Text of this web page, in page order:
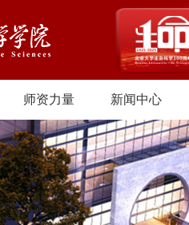
师资力量 新闻中心